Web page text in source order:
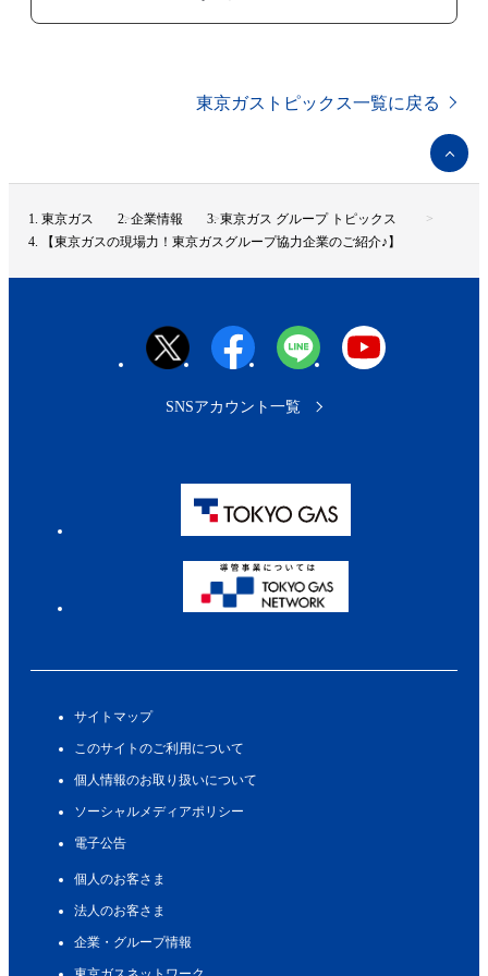
東京ガストピックス一覧に戻る
ペ
ー
ジ
へ
東京ガス 企業情報
東京ガス グループ トピックス
【東京ガスの現場力！東京ガスグループ協力企業のご紹介♪】
サイトマップ
このサイトのご利用について
個人情報のお取り扱いについて
ソーシャルメディアポリシー
電子公告
個人のお客さま
法人のお客さま
企業・グループ情報
SNSアカウント一覧